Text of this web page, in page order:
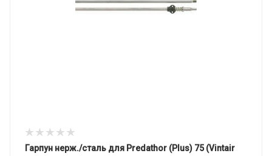
Гарпун нерж./сталь для Predathor (Plus) 75 (Vintair